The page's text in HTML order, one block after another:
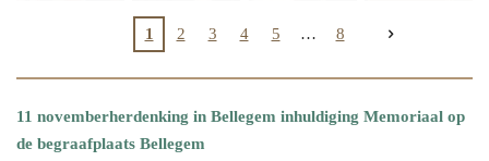
1 2 3 4 5 8
11 novemberherdenking in Bellegem inhuldiging Memoriaal op
de begraafplaats Bellegem